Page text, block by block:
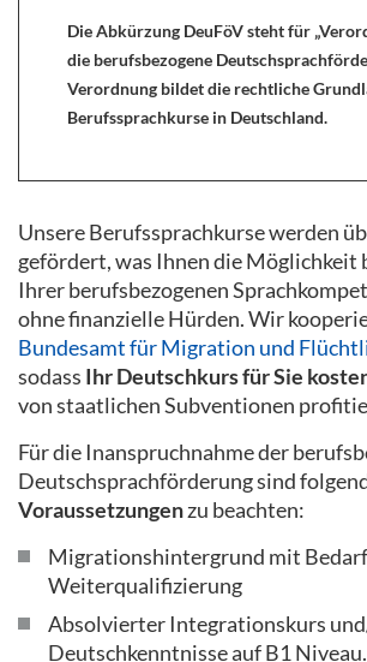
Die Abkürzung DeuFöV steht für
die berufsbezogene
Verordnung bildet die rechtliche
Berufssprachkurse in Deutschland.
Unsere Berufssprachkurse werden
gefördert, was Ihnen die Möglichkeit
Ihrer berufsbezogenen
ohne finanzielle Hürden. Wir
Bundesamt für Migration und
sodass Ihr Deutschkurs für Sie
von staatlichen Subventionen
Für die Inanspruchnahme der
Deutschsprachförderung sind
Voraussetzungenzu beachten:
Migrationshintergrund mit
Weiterqualifizierung
Absolvierter Integrationskurs
Deutschkenntnisse auf B1 Niveau.